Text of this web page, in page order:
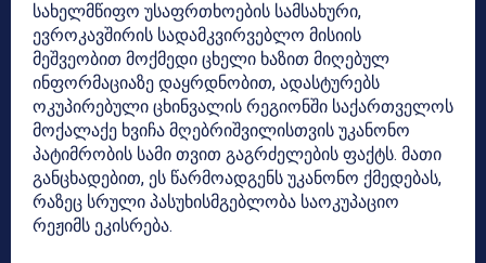
სახელმწიფო უსაფრთხოების სამსახური,
ევროკავშირის სადამკვირვებლო მისიის
მეშვეობით მოქმედი ცხელი ხაზით მიღებულ
ინფორმაციაზე დაყრდნობით, ადასტურებს
ოკუპირებული ცხინვალის რეგიონში საქართველოს
მოქალაქე ხვიჩა მღებრიშვილისთვის უკანონო
პატიმრობის სამი თვით გაგრძელების ფაქტს. მათი
განცხადებით, ეს წარმოადგენს უკანონო ქმედებას,
რაზეც სრული პასუხისმგებლობა საოკუპაციო
რეჟიმს ეკისრება.